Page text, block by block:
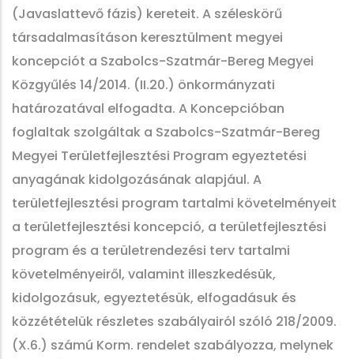
(Javaslattevő fázis) kereteit. A széleskörű
társadalmasításon keresztülment megyei
koncepciót a Szabolcs-Szatmár-Bereg Megyei
Közgyűlés 14/2014. (II.20.) önkormányzati
határozatával elfogadta. A Koncepcióban
foglaltak szolgáltak a Szabolcs-Szatmár-Bereg
Megyei Területfejlesztési Program egyeztetési
anyagának kidolgozásának alapjául. A
területfejlesztési program tartalmi követelményeit
a területfejlesztési koncepció, a területfejlesztési
program és a területrendezési terv tartalmi
követelményeiről, valamint illeszkedésük,
kidolgozásuk, egyeztetésük, elfogadásuk és
közzétételük részletes szabályairól szóló 218/2009.
(X.6.) számú Korm. rendelet szabályozza, melynek